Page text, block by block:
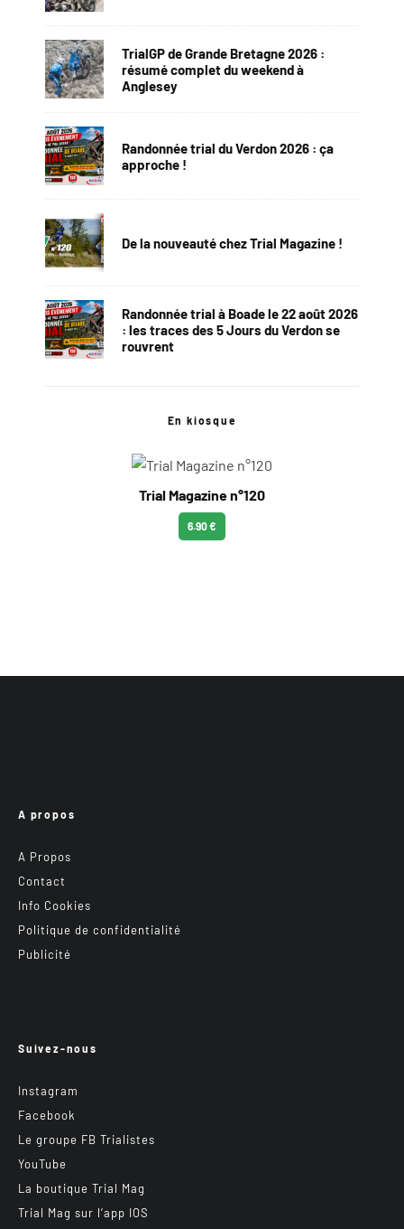
TrialGP de Grande Bretagne 2026 :
résumé complet du weekend à
Anglesey
Randonnée trial du Verdon 2026 : ça
approche !
De la nouveauté chez Trial Magazine !
Randonnée trial à Boade le 22 août 2026
: les traces des 5 Jours du Verdon se
rouvrent
En kiosque
Trial Magazine n°120
6.90 €
A propos
A Propos
Contact
Info Cookies
Politique de confidentialité
Publicité
Suivez-nous
Instagram
Facebook
Le groupe FB Trialistes
YouTube
La boutique Trial Mag
Trial Mag sur l’app IOS